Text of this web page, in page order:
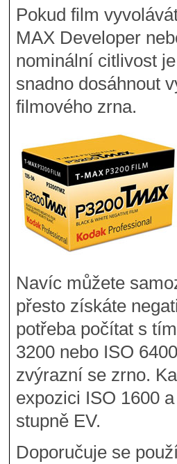
Pokud film
MAX Developer
nominální citlivost
snadno dosáhnout
filmového zrna.
Navíc můžete
přesto získáte
potřeba počítat s
3200 nebo ISO
zvýrazní se zrno.
expozici ISO 1600
stupně EV.
Doporučuje se